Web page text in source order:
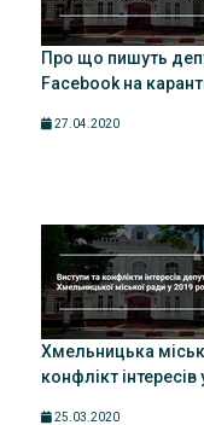
Про що пишуть
Facebook на
27.04.2020
Хмельницька
конфлікт інтересів
25.03.2020